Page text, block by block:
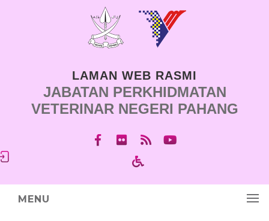
LAMAN WEB RASMI
JABATAN PERKHIDMATAN
VETERINAR NEGERI PAHANG
MENU